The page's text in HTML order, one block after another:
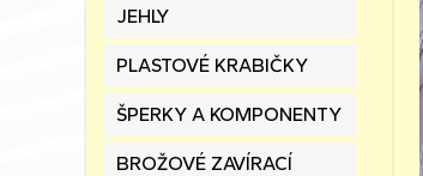
JEHLY
PLASTOVÉ KRABIČKY
ŠPERKY A KOMPONENTY
BROŽOVÉ ZAVÍRACÍ